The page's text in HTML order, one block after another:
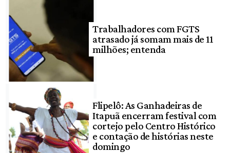
Trabalhadores com FGTS
atrasado já somam mais de 11
milhões; entenda
Flipelô: As Ganhadeiras de
Itapuã encerram festival com
cortejo pelo Centro Histórico
e contação de histórias neste
domingo